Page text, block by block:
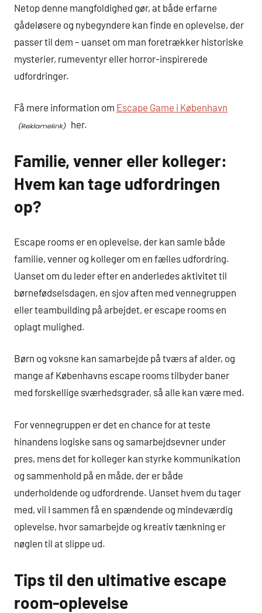
Netop denne mangfoldighed gør, at både erfarne
gådeløsere og nybegyndere kan finde en oplevelse, der
passer til dem – uanset om man foretrækker historiske
mysterier, rumeventyr eller horror-inspirerede
udfordringer.
Få mere information om Escape Game i København
her.
Familie, venner eller kolleger:
Hvem kan tage udfordringen
op?
Escape rooms er en oplevelse, der kan samle både
familie, venner og kolleger om en fælles udfordring.
Uanset om du leder efter en anderledes aktivitet til
børnefødselsdagen, en sjov aften med vennegruppen
eller teambuilding på arbejdet, er escape rooms en
oplagt mulighed.
Børn og voksne kan samarbejde på tværs af alder, og
mange af Københavns escape rooms tilbyder baner
med forskellige sværhedsgrader, så alle kan være med.
For vennegruppen er det en chance for at teste
hinandens logiske sans og samarbejdsevner under
pres, mens det for kolleger kan styrke kommunikation
og sammenhold på en måde, der er både
underholdende og udfordrende. Uanset hvem du tager
med, vil I sammen få en spændende og mindeværdig
oplevelse, hvor samarbejde og kreativ tænkning er
nøglen til at slippe ud.
Tips til den ultimative escape
room-oplevelse